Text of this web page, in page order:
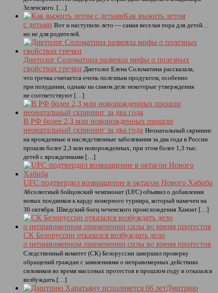
Зеленского. […]
Как выжить летом
с детьми Вот и наступило лето — самая веселая пора для детей…
но не для родителей.
Диетолог Соломатина развеяла мифы о полезных
свойствах гречки Диетолог Елена Соломатина рассказала,
что гречка считается очень полезным продуктом, особенно
при похудании, однако на самом деле некоторые утверждения
не соответствуют […]
В РФ более 2,3 млн новорожденных прошли
неонатальный скрининг за два года Неонатальный скрининг
на врожденные и наследственные заболевания за два года в России
прошли более 2,3 млн новорожденных, при этом более 1,3 тыс.
детей с врожденными […]
UFC подтвердил возвращение в октагон Нового Хабиба
Абсолютный бойцовский чемпионат (UFC) объявил о добавлении
новых поединков к карду номерного турнира, который намечен на
30 октября. Шведский боец чеченского происхождения Хамзат […]
СК Белоруссии отказался возбуждать дело
о неправомерном применении силы во время протестов
Следственный комитет (СК) Белоруссии завершил проверку
обращений граждан с заявлениями о неправомерных действиях
силовиков во время массовых протестов в прошлом году и отказался
возбуждать […]
Дмитрию